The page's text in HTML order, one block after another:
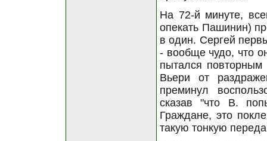
На 72-й минуте,
опекать Пашинин)
в один. Сергей
- вообще чудо, что
пытался
Вьери от
преминул
сказав "что В.
Граждане, это
такую тонкую